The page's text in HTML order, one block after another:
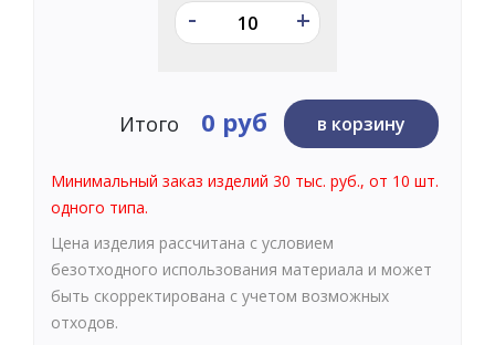
- +
Итого 0 руб в корзину
Минимальный заказ изделий 30 тыс. руб., от 10 шт.
одного типа.
Цена изделия рассчитана с условием
безотходного использования материала и может
быть скорректирована с учетом возможных
отходов.